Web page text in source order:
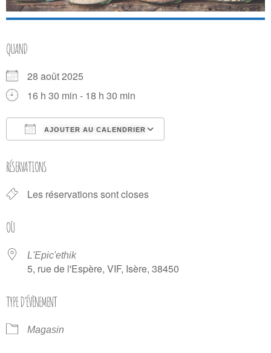
QUAND
28 août 2025
16 h 30 min - 18 h 30 min
AJOUTER AU CALENDRIER
RÉSERVATIONS
Les réservations sont closes
OÙ
L'Epic'ethik
5, rue de l'Espère, VIF, Isère, 38450
TYPE D’ÉVÈNEMENT
Magasin